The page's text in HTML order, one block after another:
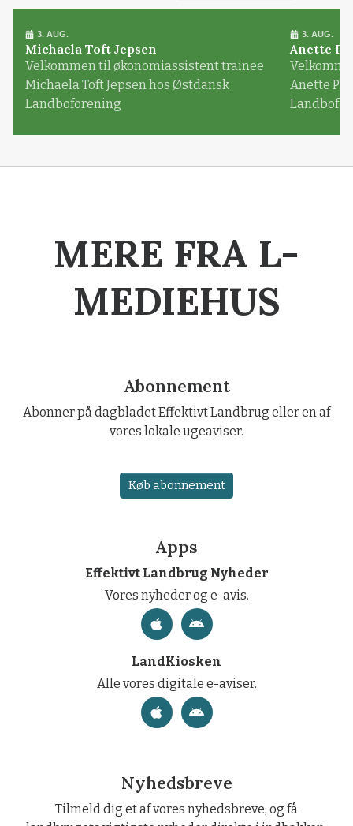
3. AUG.
Michaela Toft Jepsen
Velkommen til økonomiassistent trainee
Michaela Toft Jepsen hos Østdansk
Landboforening
3. AUG.
Anette
Anette
MERE FRA L-
MEDIEHUS
Abonnement
Abonner på dagbladet Effektivt Landbrug eller en af
vores lokale ugeaviser.
Køb abonnement
Apps
Effektivt Landbrug Nyheder
Vores nyheder og e-avis.
LandKiosken
Alle vores digitale e-aviser.
Nyhedsbreve
Tilmeld dig et af vores nyhedsbreve, og få